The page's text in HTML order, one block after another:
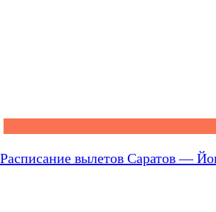
Расписание вылетов Саратов —